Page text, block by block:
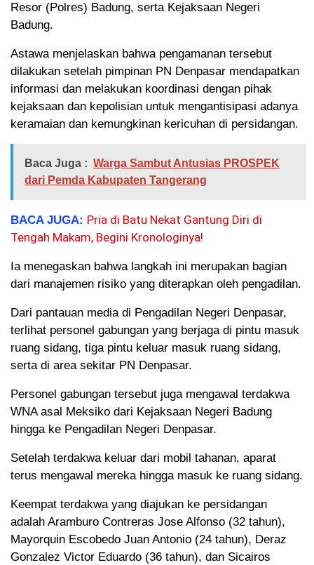
Resor (Polres) Badung, serta Kejaksaan Negeri
Badung.
Astawa menjelaskan bahwa pengamanan tersebut
dilakukan setelah pimpinan PN Denpasar mendapatkan
informasi dan melakukan koordinasi dengan pihak
kejaksaan dan kepolisian untuk mengantisipasi adanya
keramaian dan kemungkinan kericuhan di persidangan.
Baca Juga : Warga Sambut Antusias PROSPEK
dari Pemda Kabupaten Tangerang
BACA JUGA: Pria di Batu Nekat Gantung Diri di
Tengah Makam, Begini Kronologinya!
Ia menegaskan bahwa langkah ini merupakan bagian
dari manajemen risiko yang diterapkan oleh pengadilan.
Dari pantauan media di Pengadilan Negeri Denpasar,
terlihat personel gabungan yang berjaga di pintu masuk
ruang sidang, tiga pintu keluar masuk ruang sidang,
serta di area sekitar PN Denpasar.
Personel gabungan tersebut juga mengawal terdakwa
WNA asal Meksiko dari Kejaksaan Negeri Badung
hingga ke Pengadilan Negeri Denpasar.
Setelah terdakwa keluar dari mobil tahanan, aparat
terus mengawal mereka hingga masuk ke ruang sidang.
Keempat terdakwa yang diajukan ke persidangan
adalah Aramburo Contreras Jose Alfonso (32 tahun),
Mayorquin Escobedo Juan Antonio (24 tahun), Deraz
Gonzalez Victor Eduardo (36 tahun), dan Sicairos